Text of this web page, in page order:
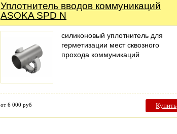
Уплотнитель вводов коммуникаций
ASOKA SPD N
силиконовый уплотнитель для
герметизации мест сквозного
прохода коммуникаций
от 6 000 руб Купить